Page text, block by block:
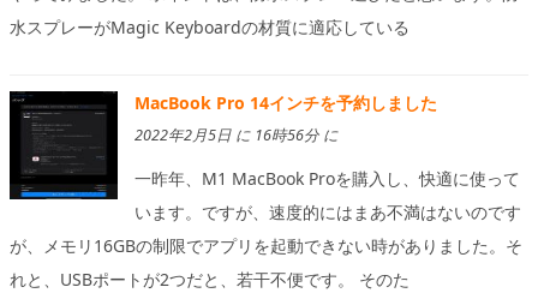
水スプレーがMagic Keyboardの材質に適応している
MacBook Pro 14インチを予約しました
2022年2月5日 に 16時56分 に
一昨年、M1 MacBook Proを購入し、快適に使って
います。ですが、速度的にはまあ不満はないのです
が、メモリ16GBの制限でアプリを起動できない時がありました。そ
れと、USBポートが2つだと、若干不便です。 そのた